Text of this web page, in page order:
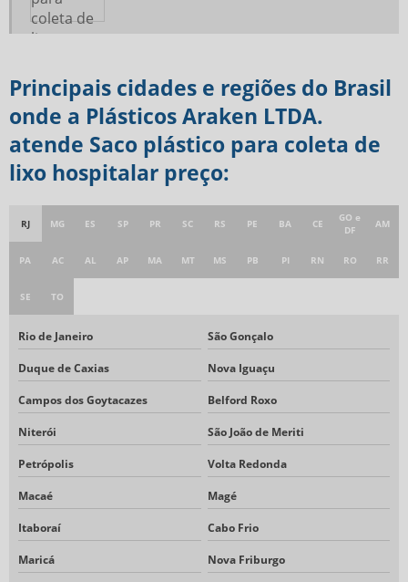
Principais cidades e regiões do Brasil
onde a Plásticos Araken LTDA.
atende Saco plástico para coleta de
lixo hospitalar preço:
RJ MG ES SP PR SC RS PE BA CE
GO e
DF
AM
PA AC AL AP MA MT MS PB PI RN RO RR
SE TO
Rio de Janeiro São Gonçalo
Duque de Caxias Nova Iguaçu
Campos dos Goytacazes Belford Roxo
Niterói São João de Meriti
Petrópolis Volta Redonda
Macaé Magé
Itaboraí Cabo Frio
Maricá Nova Friburgo